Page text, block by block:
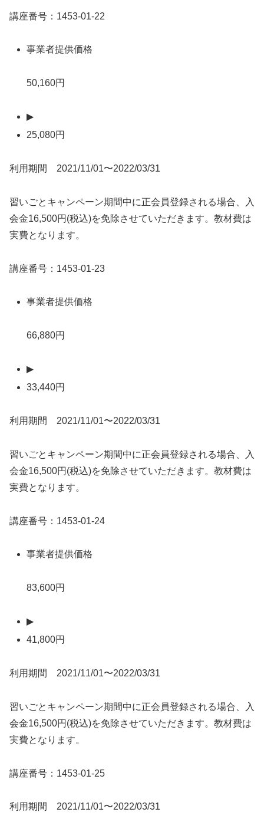
講座番号：1453-01-22
事業者提供価格
50,160円
▶
25,080円
利用期間 2021/11/01〜2022/03/31
習いごとキャンペーン期間中に正会員登録される場合、入
会金16,500円(税込)を免除させていただきます。教材費は
実費となります。
講座番号：1453-01-23
事業者提供価格
66,880円
▶
33,440円
利用期間 2021/11/01〜2022/03/31
習いごとキャンペーン期間中に正会員登録される場合、入
会金16,500円(税込)を免除させていただきます。教材費は
実費となります。
講座番号：1453-01-24
事業者提供価格
83,600円
▶
41,800円
利用期間 2021/11/01〜2022/03/31
習いごとキャンペーン期間中に正会員登録される場合、入
会金16,500円(税込)を免除させていただきます。教材費は
実費となります。
講座番号：1453-01-25
利用期間 2021/11/01〜2022/03/31